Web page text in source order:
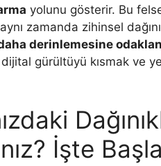
yolunu gösterir. Bu
zamanda zihinsel
derinlemesine
gürültüyü kısmak ve
İşte